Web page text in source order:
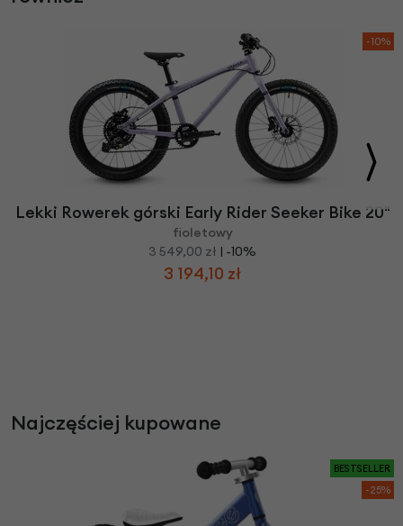
-10%
Lekki Rowerek górski Early Rider Seeker Bike 20"
fioletowy
3 549,00 zł | -10%
3 194,10 zł
Najczęściej kupowane
BESTSELLER
-25%